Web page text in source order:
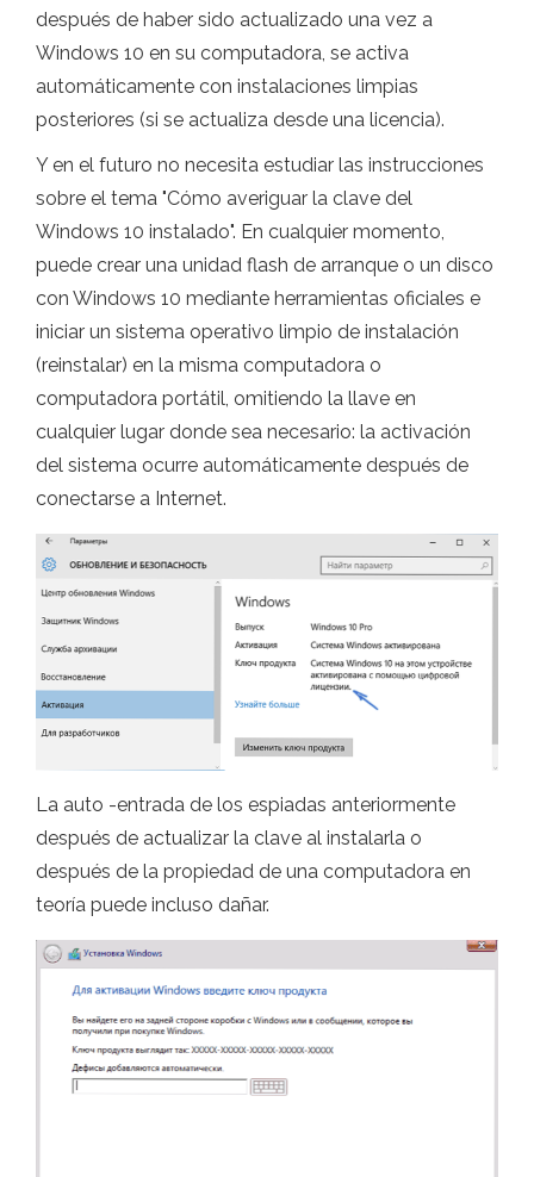
después de haber sido actualizado una vez a
Windows 10 en su computadora, se activa
automáticamente con instalaciones limpias
posteriores (si se actualiza desde una licencia).
Y en el futuro no necesita estudiar las instrucciones
sobre el tema "Cómo averiguar la clave del
Windows 10 instalado". En cualquier momento,
puede crear una unidad flash de arranque o un disco
con Windows 10 mediante herramientas oficiales e
iniciar un sistema operativo limpio de instalación
(reinstalar) en la misma computadora o
computadora portátil, omitiendo la llave en
cualquier lugar donde sea necesario: la activación
del sistema ocurre automáticamente después de
conectarse a Internet.
La auto -entrada de los espiadas anteriormente
después de actualizar la clave al instalarla o
después de la propiedad de una computadora en
teoría puede incluso dañar.